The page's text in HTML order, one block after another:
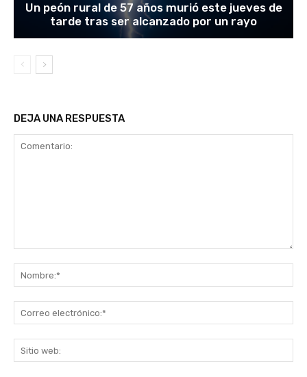
Un peón rural de 57 años murió este jueves de
tarde tras ser alcanzado por un rayo
DEJA UNA RESPUESTA